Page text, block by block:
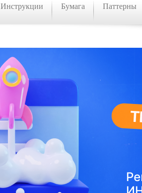
Инструкции Бумага Паттерны